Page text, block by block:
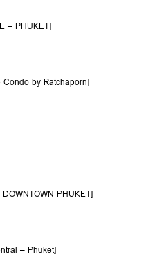
– PHUKET]
by Ratchaporn]
PHUKET]
– Phuket]